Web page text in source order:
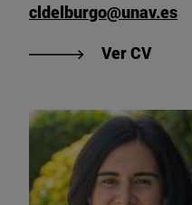
cldelburgo@unav.es
Ver CV"Ver